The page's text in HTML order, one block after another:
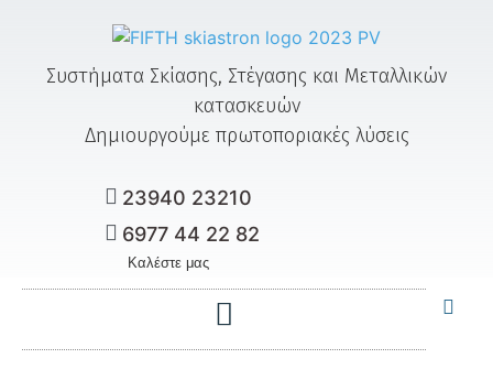
Συστήματα Σκίασης, Στέγασης και Μεταλλικών
κατασκευών
Δημιουργούμε πρωτοποριακές λύσεις
23940 23210
6977 44 22 82
Καλέστε μας